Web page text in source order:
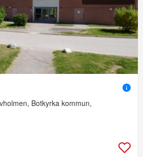
Botkyrka kommun,